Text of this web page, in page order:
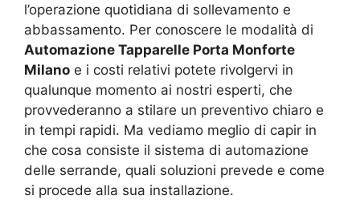
l’operazione quotidiana di sollevamento e
abbassamento. Per conoscere le modalità di
Automazione Tapparelle Porta Monforte
Milano e i costi relativi potete rivolgervi in
qualunque momento ai nostri esperti, che
provvederanno a stilare un preventivo chiaro e
in tempi rapidi. Ma vediamo meglio di capir in
che cosa consiste il sistema di automazione
delle serrande, quali soluzioni prevede e come
si procede alla sua installazione.